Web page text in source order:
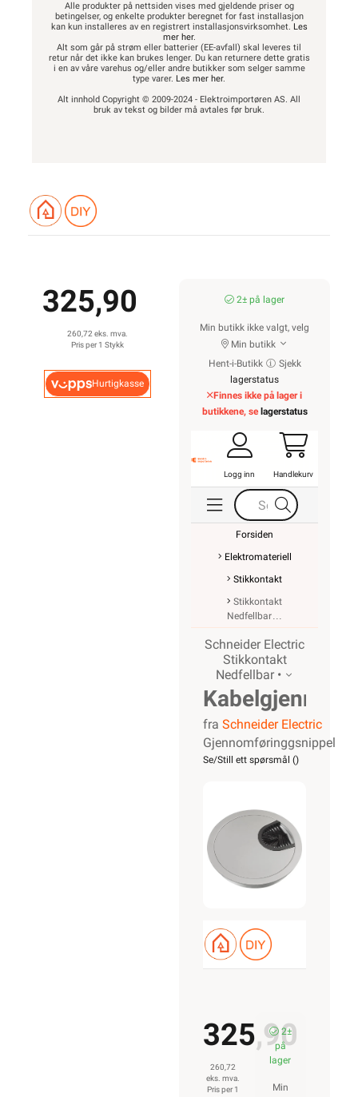
Alle produkter på nettsiden vises med gjeldende priser og
betingelser, og enkelte produkter beregnet for fast installasjon
kan kun installeres av en registrert installasjonsvirksomhet. Les
mer her.
Alt som går på strøm eller batterier (EE-avfall) skal leveres til
retur når det ikke kan brukes lenger. Du kan returnere dette gratis
i en av våre varehus og/eller andre butikker som selger samme
type varer. Les mer her.
Alt innhold Copyright © 2009-2024 - Elektroimportøren AS. All
bruk av tekst og bilder må avtales før bruk.
325,90
260,72 eks. mva.
Pris per 1 Stykk
Hurtigkasse
2± på lager
Min butikk ikke valgt, velg
Min butikk
Hent-i-Butikk
Sjekk
lagerstatus
Finnes ikke på lager i
butikkene, se lagerstatus
Logg inn Handlekurv
Forsiden
Elektromateriell
Stikkontakt
Stikkontakt
Nedfellbar
Schneider Electric
Stikkontakt
Nedfellbar •
80mm
Alu
fra Schneider Electric
Gjennomføringgsnippel
Se/Still ett spørsmål ()
325,90
260,72
eks. mva.
Pris per 1
2±
på
lager
Min